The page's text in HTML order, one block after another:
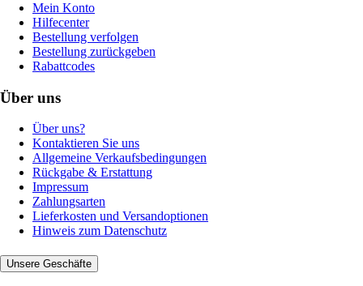
Mein Konto
Hilfecenter
Bestellung verfolgen
Bestellung zurückgeben
Rabattcodes
Über uns
Über uns?
Kontaktieren Sie uns
Allgemeine Verkaufsbedingungen
Rückgabe & Erstattung
Impressum
Zahlungsarten
Lieferkosten und Versandoptionen
Hinweis zum Datenschutz
Unsere Geschäfte